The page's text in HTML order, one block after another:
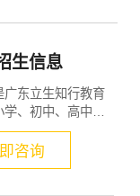
生信息
广东立生知行教育
、初中、高中于
咨询